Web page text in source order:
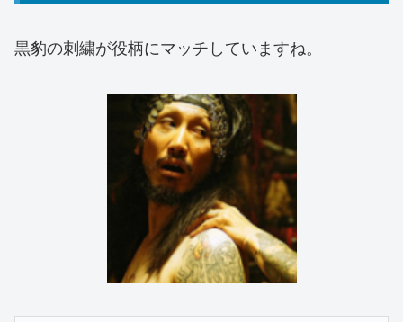
黒豹の刺繍が役柄にマッチしていますね。